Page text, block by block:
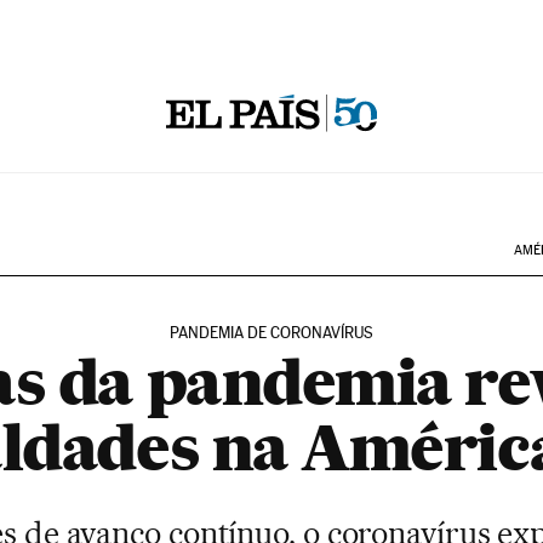
PANDEMIA DE CORONAVÍRUS
da pandemia
na
de avanço contínuo, o coronavírus